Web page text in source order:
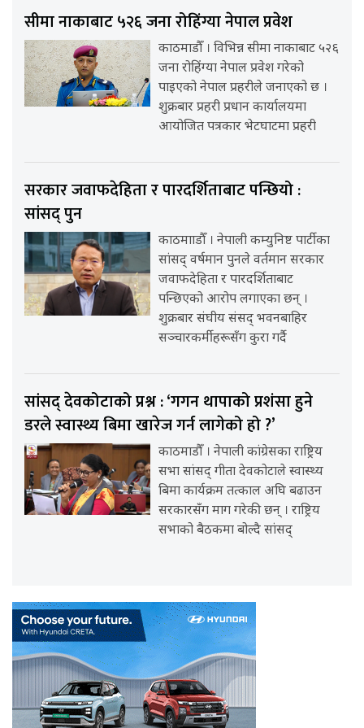
सीमा नाकाबाट ५२६ जना रोहिंग्या नेपाल प्रवेश
काठमाडौँ । विभिन्न सीमा नाकाबाट ५२६
जना रोहिंग्या नेपाल प्रवेश गरेको
पाइएको नेपाल प्रहरीले जनाएको छ ।
शुक्रबार प्रहरी प्रधान कार्यालयमा
आयोजित पत्रकार भेटघाटमा प्रहरी
सरकार जवाफदेहिता र पारदर्शिताबाट पन्छियो :
सांसद् पुन
काठमााडौँ । नेपाली कम्युनिष्ट पार्टीका
सांसद् वर्षमान पुनले वर्तमान सरकार
जवाफदेहिता र पारदर्शिताबाट
पन्छिएको आरोप लगाएका छन् ।
शुक्रबार संघीय संसद् भवनबाहिर
सञ्चारकर्मीहरूसँग कुरा गर्दै
सांसद् देवकोटाको प्रश्न : ‘गगन थापाको प्रशंसा हुने
डरले स्वास्थ्य बिमा खारेज गर्न लागेको हो ?’
काठमाडौँ । नेपाली कांग्रेसका राष्ट्रिय
सभा सांसद् गीता देवकोटाले स्वास्थ्य
बिमा कार्यक्रम तत्काल अघि बढाउन
सरकारसँग माग गरेकी छन् । राष्ट्रिय
सभाको बैठकमा बोल्दै सांसद्